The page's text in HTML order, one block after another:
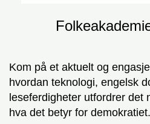
Kom på et aktuelt og
hvordan teknologi, engelsk
leseferdigheter utfordrer det
hva det betyr for demokratiet.